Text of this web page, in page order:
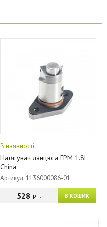
В наявності
Натягувач ланцюга ГРМ 1.8L
China
Артикул: 1136000086-01
В КОШИК
528грн.